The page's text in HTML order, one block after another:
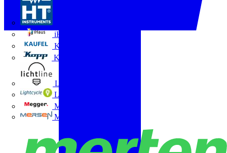
iHaus
Kaufel
Kopp
Lichtline
LIGHTCYCLE
Megger
Mersen